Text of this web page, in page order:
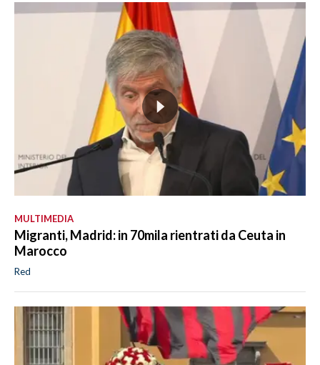
MULTIMEDIA
Migranti, Madrid: in 70mila rientrati da Ceuta in
Marocco
Red